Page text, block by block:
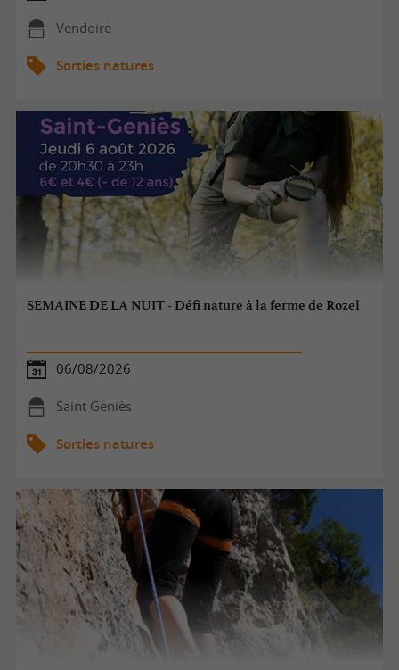
Vendoire
Sorties natures
SEMAINE DE LA NUIT - Défi nature à la ferme de Rozel
06/08/2026
Saint Geniès
Sorties natures